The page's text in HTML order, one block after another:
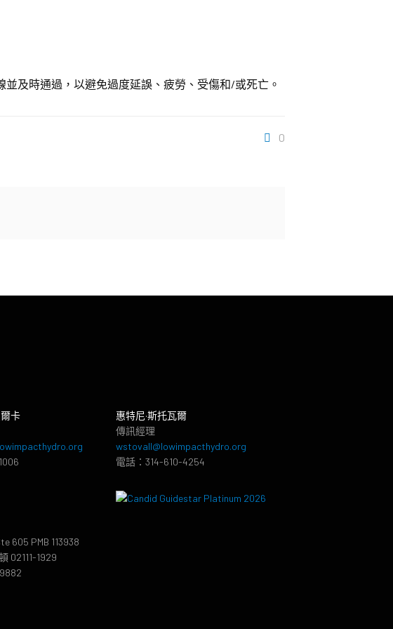
及時通過，以避免過度延誤、疲勞、受傷和/或死亡。
0
卡
605 PMB 113938
02111-1929
惠特尼·斯托瓦爾
傳訊經理
wstovall@lowimpacthydro.org
電話：314-610-4254